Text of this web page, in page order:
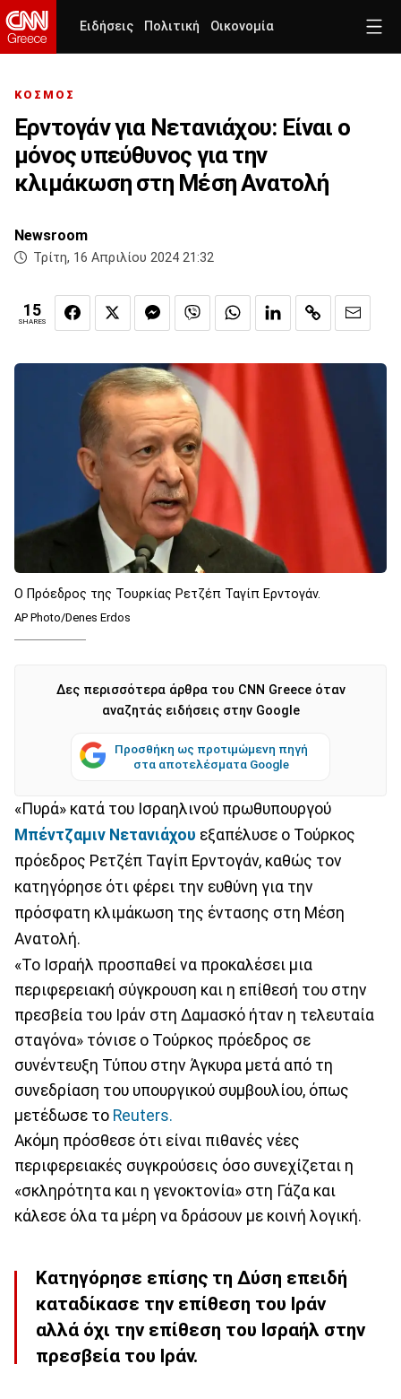
Ειδήσεις Πολιτική Οικονομία
ΚΟΣΜΟΣ
Ερντογάν για Νετανιάχου: Eίναι ο
μόνος υπεύθυνος για την
κλιμάκωση στη Μέση Ανατολή
Newsroom
Τρίτη, 16 Απριλίου 2024 21:32
15
SHARES
Ο Πρόεδρος της Τουρκίας Ρετζέπ Ταγίπ Ερντογάν.
AP Photo/Denes Erdos
Δες περισσότερα άρθρα του CNN Greece όταν
αναζητάς ειδήσεις στην Google
Προσθήκη ως προτιμώμενη πηγή
στα αποτελέσματα Google
«Πυρά» κατά του Ισραηλινού πρωθυπουργού
Μπέντζαμιν Νετανιάχου εξαπέλυσε ο Τούρκος
πρόεδρος Ρετζέπ Ταγίπ Ερντογάν, καθώς τον
κατηγόρησε ότι φέρει την ευθύνη για την
πρόσφατη κλιμάκωση της έντασης στη Μέση
Ανατολή.
«Το Ισραήλ προσπαθεί να προκαλέσει μια
περιφερειακή σύγκρουση και η επίθεσή του στην
πρεσβεία του Ιράν στη Δαμασκό ήταν η τελευταία
σταγόνα» τόνισε ο Τούρκος πρόεδρος σε
συνέντευξη Τύπου στην Άγκυρα μετά από τη
συνεδρίαση του υπουργικού συμβουλίου, όπως
μετέδωσε το Reuters.
Ακόμη πρόσθεσε ότι είναι πιθανές νέες
περιφερειακές συγκρούσεις όσο συνεχίζεται η
«σκληρότητα και η γενοκτονία» στη Γάζα και
κάλεσε όλα τα μέρη να δράσουν με κοινή λογική.
Κατηγόρησε επίσης τη Δύση επειδή
καταδίκασε την επίθεση του Ιράν
αλλά όχι την επίθεση του Ισραήλ στην
πρεσβεία του Ιράν.